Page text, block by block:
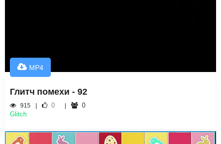
MP4
Глитч помехи - 92
915 0
0
Glitch